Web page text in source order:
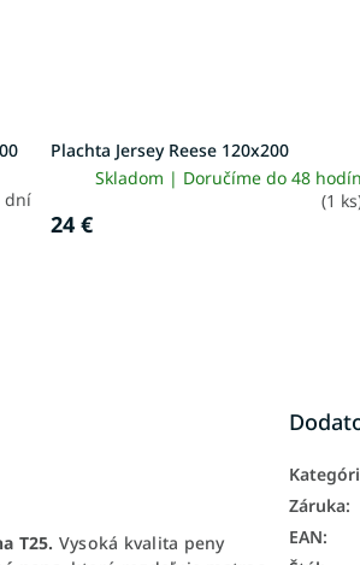
dní
Plachta Jersey Reese 120x200
Skladom | Doručíme do 48 hodín
(1
24 €
T25. Vysoká kvalita peny
Záruka:
EAN: